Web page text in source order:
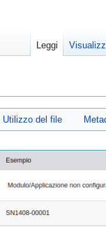
Utilizzo del file
Leggi